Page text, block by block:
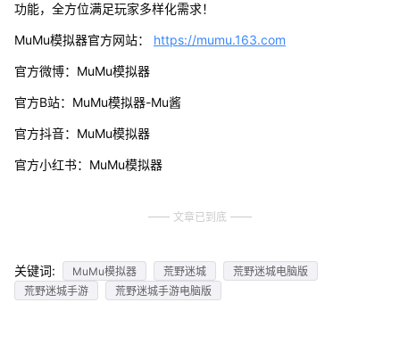
功能，全方位满足玩家多样化需求！
MuMu模拟器官方网站： https://mumu.163.com
官方微博：MuMu模拟器
官方B站：MuMu模拟器-Mu酱
官方抖音：MuMu模拟器
官方小红书：MuMu模拟器
文章已到底
关键词: MuMu模拟器 荒野迷城
荒野迷城电脑版
荒野迷城手游
荒野迷城手游电脑版